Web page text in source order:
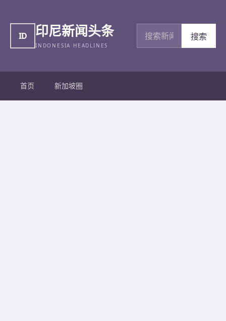
ID 印尼新闻头条
INDONESIA HEADLINES
搜索新闻
搜索
首页 新加坡圈